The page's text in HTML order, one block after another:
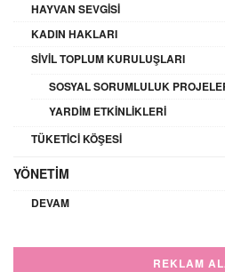
HAYVAN SEVGISI
KADIN HAKLARI
SIVIL TOPLUM KURULUŞLARI
SOSYAL SORUMLULUK
YARDIM ETKINLIKLERI
TÜKETICI KÖŞESI
YÖNETIM
DEVAM
REKLAM